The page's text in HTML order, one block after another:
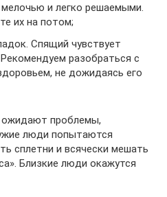
и легко решаемыми.
их на потом;
Спящий чувствует
разобраться с
не дожидаясь его
проблемы,
люди попытаются
сплетни и всячески мешать
Близкие люди окажутся